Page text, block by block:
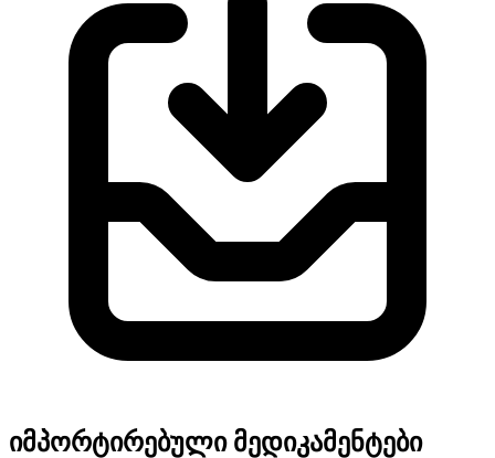
იმპორტირებული მედიკამენტები